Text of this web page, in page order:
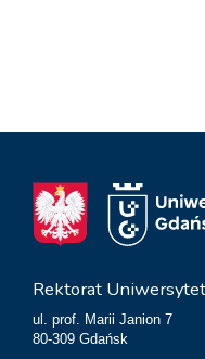
Rektorat
ul. prof. Marii Janion 7
80-309 Gdańsk